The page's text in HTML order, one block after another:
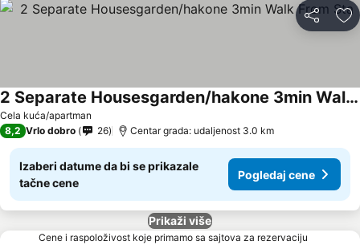
Deli
Cela kuća/apartman
2 Separate Housesgarden/hakone 3min Walk From Sta
Pogledaj cene
8,2 Vrlo dobro 26 Centar grada: udaljenost 3.0 km
Izaberi datume da bi se prikazale
tačne cene
Pogledaj cene
Prikaži više
Cene i raspoloživost koje primamo sa sajtova za rezervaciju